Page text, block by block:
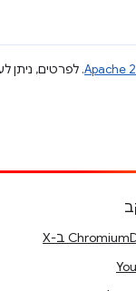
Apache. לפרטים, ניתן